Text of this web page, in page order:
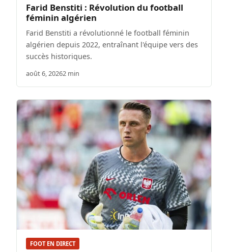
Farid Benstiti : Révolution du football
féminin algérien
Farid Benstiti a révolutionné le football féminin
algérien depuis 2022, entraînant l'équipe vers des
succès historiques.
août 6, 20262 min
FOOT EN DIRECT